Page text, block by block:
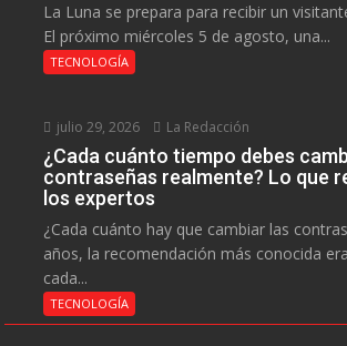
La Luna se prepara para recibir un
El próximo miércoles 5 de agosto, una...
TECNOLOGÍA
julio 29, 2026 La Redacción
¿Cada cuánto tiempo debes
contraseñas realmente? Lo que
los expertos
¿Cada cuánto hay que cambiar las
años, la recomendación más conocida
cada...
TECNOLOGÍA